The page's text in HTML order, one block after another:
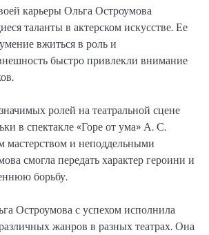
карьеры Ольга Остроумова
таланты в актерском искусстве. Ее
вжиться в роль и
быстро привлекли внимание
ролей на театральной сцене
в спектакле «Горе от ума» А. С.
мастерством и неподдельными
смогла передать характер героини и
борьбу.
Остроумова с успехом исполнила
жанров в разных театрах. Она